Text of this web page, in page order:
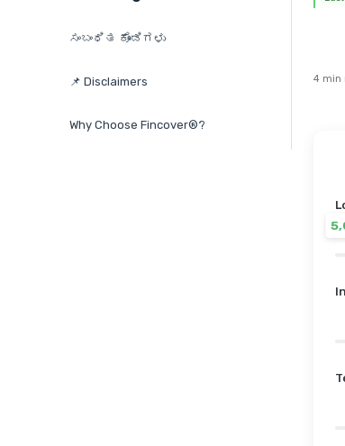
ಸಂಬಂಧಿತ ಕೊಂಡಿಗಳು
📌 Disclaimers
Why Choose Fincover®?
4 min